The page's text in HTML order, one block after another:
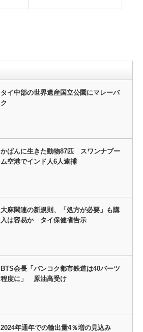
タイ中部の世界遺産国立公園にマレーバ
ク
かばんに生きた動物87匹 スワンナプー
ム空港でインド人6人逮捕
大麻関連の新規則、「処方が必要」も購
入は容易か タイ保健省告示
BTS会長「バンコク都市鉄道は40バーツ
程度に」 原油高受け
2024年通年での輸出量4％増の見込み